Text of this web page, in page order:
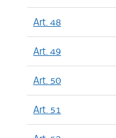
Art. 48
Art. 49
Art. 50
Art. 51